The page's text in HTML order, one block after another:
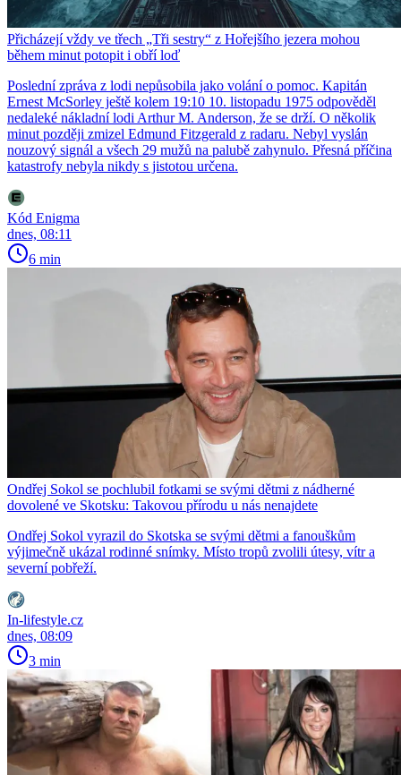
Přicházejí vždy ve třech „Tři sestry“ z Hořejšího jezera mohou
během minut potopit i obří loď
Poslední zpráva z lodi nepůsobila jako volání o pomoc. Kapitán
Ernest McSorley ještě kolem 19:10 10. listopadu 1975 odpověděl
nedaleké nákladní lodi Arthur M. Anderson, že se drží. O několik
minut později zmizel Edmund Fitzgerald z radaru. Nebyl vyslán
nouzový signál a všech 29 mužů na palubě zahynulo. Přesná příčina
katastrofy nebyla nikdy s jistotou určena.
Kód Enigma
dnes, 08:11
6 min
Ondřej Sokol se pochlubil fotkami se svými dětmi z nádherné
dovolené ve Skotsku: Takovou přírodu u nás nenajdete
Ondřej Sokol vyrazil do Skotska se svými dětmi a fanouškům
výjimečně ukázal rodinné snímky. Místo tropů zvolili útesy, vítr a
severní pobřeží.
In-lifestyle.cz
dnes, 08:09
3 min